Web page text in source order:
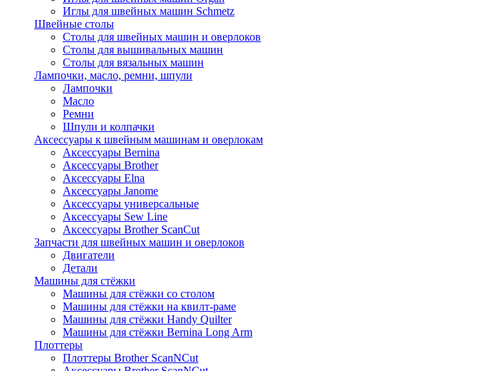
Иглы для швейных машин Schmetz
Швейные столы
Столы для швейных машин и оверлоков
Столы для вышивальных машин
Столы для вязальных машин
Лампочки, масло, ремни, шпули
Лампочки
Масло
Ремни
Шпули и колпачки
Аксессуары к швейным машинам и оверлокам
Аксессуары Bernina
Аксессуары Brother
Аксессуары Elna
Аксессуары Janome
Аксессуары универсальные
Аксессуары Sew Line
Аксессуары Brother ScanCut
Запчасти для швейных машин и оверлоков
Двигатели
Детали
Машины для стёжки
Машины для стёжки со столом
Машины для стёжки на квилт-раме
Машины для стёжки Handy Quilter
Машины для стёжки Bernina Long Arm
Плоттеры
Плоттеры Brother ScanNCut